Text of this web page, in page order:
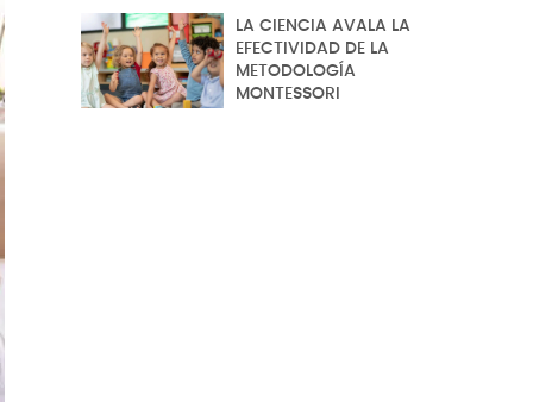
LA CIENCIA AVALA LA
EFECTIVIDAD DE LA
METODOLOGÍA
MONTESSORI